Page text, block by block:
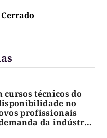
técnicos do
no
profissionais
da indústria